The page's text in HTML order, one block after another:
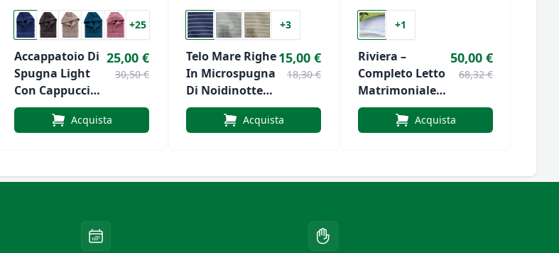
+25
Accappatoio Di
Spugna Light
Con Cappuccio
Di Riviera
25,00 €
30,50 €
Acquista
+3
Telo Mare Righe
In Microspugna
Di Noidinotte
Art.506
15,00 €
18,30 €
Acquista
+1
Riviera –
Completo Letto
Matrimoniale
In Percalle
Ricciolo Azzurro
50,00 €
68,32 €
Acquista